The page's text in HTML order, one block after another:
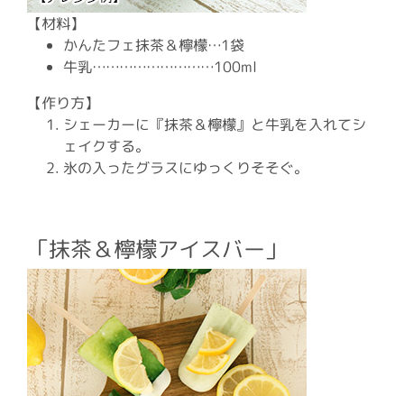
【材料】
かんたフェ抹茶＆檸檬…1袋
牛乳………………………100ml
【作り方】
シェーカーに『抹茶＆檸檬』と牛乳を入れてシ
ェイクする。
氷の入ったグラスにゆっくりそそぐ。
「抹茶＆檸檬アイスバー」